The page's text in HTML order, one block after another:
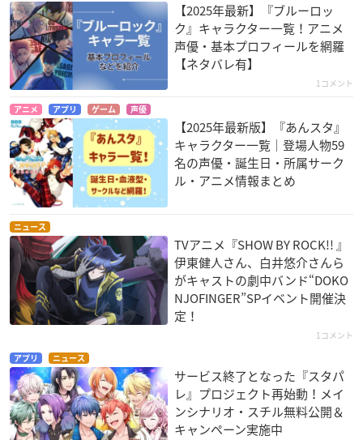
【2025年最新】『ブルーロッ
ク』キャラクター一覧！アニメ
声優・基本プロフィールを網羅
【ネタバレ有】
1コメント
アニメ アプリ ゲーム 声優
【2025年最新版】『あんスタ』
キャラクター一覧｜登場人物59
名の声優・誕生日・所属サーク
ル・アニメ情報まとめ
ニュース
TVアニメ『SHOW BY ROCK!! 』
伊東健人さん、白井悠介さんら
がキャストの劇中バンド“DOKO
NJOFINGER”SPイベント開催決
定！
1コメント
アプリ ニュース
サービス終了となった『スタパ
レ』プロジェクト再始動！メイ
ンシナリオ・スチル無料公開＆
キャンペーン実施中